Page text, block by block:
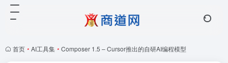
首页 • AI工具集 • Composer 1.5 – Cursor推出的自研AI编程模型